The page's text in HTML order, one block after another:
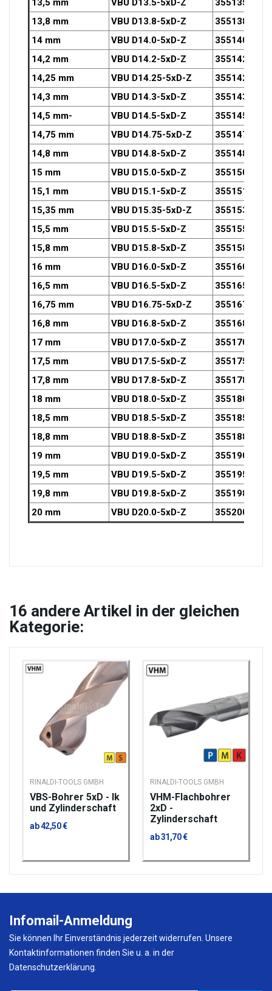
13,5 mm VBU D13.5-5xD-Z
3551350OZ
13,8 mm
VBU D13.8-5xD-Z
3551380OZ
14 mm
VBU D14.0-5xD-Z
3551400OZ
14,2 mm
VBU D14.2-5xD-Z
3551420OZ
14,25 mm
VBU D14.25-5xD-Z
3551425OZ
14,3 mm
VBU D14.3-5xD-Z
3551430OZ
14,5 mm-
VBU D14.5-5xD-Z
3551450OZ
14,75 mm
VBU D14.75-5xD-Z
3551475OZ
14,8 mm
VBU D14.8-5xD-Z
3551480OZ
15 mm
VBU D15.0-5xD-Z
3551500OZ
15,1 mm
VBU D15.1-5xD-Z
3551510OZ
15,35 mm
VBU D15.35-5xD-Z
3551535OZ
15,5 mm
VBU D15.5-5xD-Z
3551550OZ
15,8 mm
VBU D15.8-5xD-Z
3551580OZ
16 mm
VBU D16.0-5xD-Z
3551600OZ
16,5 mm
VBU D16.5-5xD-Z
3551650OZ
16,75 mm
VBU D16.75-5xD-Z
3551675OZ
16,8 mm
VBU D16.8-5xD-Z
3551680OZ
17 mm
VBU D17.0-5xD-Z
3551700OZ
17,5 mm
VBU D17.5-5xD-Z
3551750OZ
17,8 mm
VBU D17.8-5xD-Z
3551780OZ
18 mm
VBU D18.0-5xD-Z
3551800OZ
18,5 mm
VBU D18.5-5xD-Z
3551850OZ
18,8 mm
VBU D18.8-5xD-Z
3551880OZ
19 mm
VBU D19.0-5xD-Z
3551900OZ
19,5 mm
VBU D19.5-5xD-Z
3551950OZ
19,8 mm
VBU D19.8-5xD-Z
3551980OZ
20 mm
VBU D20.0-5xD-Z 3552000OZ
16 andere Artikel in der gleichen
Kategorie:
RINALDI-TOOLS GMBH
VBS-Bohrer 5xD - Ik
und Zylinderschaft
ab 42,50 €
RINALDI-TOOLS GMBH
VHM-Flachbohrer
2xD -
Zylinderschaft
ab 31,70 €
Infomail-Anmeldung
Sie können Ihr Einverständnis jederzeit widerrufen. Unsere
Kontaktinformationen finden Sie u. a. in der
Datenschutzerklärung.